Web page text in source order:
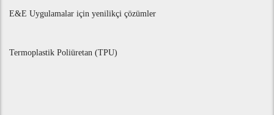
E&E Uygulamalar için yenilikçi çözümler
Termoplastik Poliüretan (TPU)